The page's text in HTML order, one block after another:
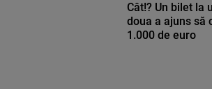
Cât!? Un bilet la
doua a ajuns să
1.000 de euro